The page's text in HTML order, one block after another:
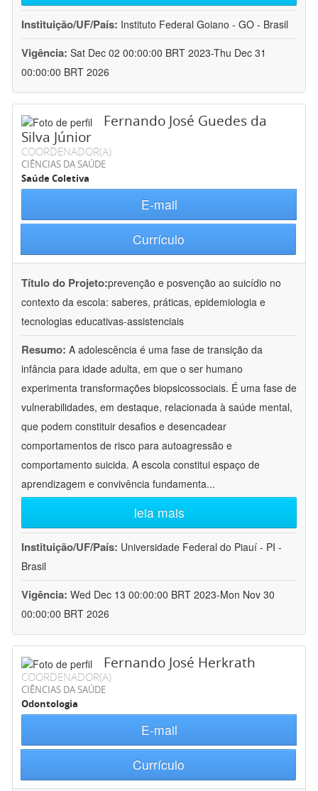
Instituição/UF/País: Instituto Federal Goiano - GO - Brasil
Vigência: Sat Dec 02 00:00:00 BRT 2023-Thu Dec 31
00:00:00 BRT 2026
Fernando José Guedes da
Silva Júnior
COORDENADOR(A)
CIÊNCIAS DA SAÚDE
Saúde Coletiva
E-mail
Currículo
Título do Projeto:prevenção e posvenção ao suicídio no
contexto da escola: saberes, práticas, epidemiologia e
tecnologias educativas-assistenciais
Resumo: A adolescência é uma fase de transição da
infância para idade adulta, em que o ser humano
experimenta transformações biopsicossociais. É uma fase de
vulnerabilidades, em destaque, relacionada à saúde mental,
que podem constituir desafios e desencadear
comportamentos de risco para autoagressão e
comportamento suicida. A escola constitui espaço de
aprendizagem e convivência fundamenta...
leia mais
Instituição/UF/País: Universidade Federal do Piauí - PI -
Brasil
Vigência: Wed Dec 13 00:00:00 BRT 2023-Mon Nov 30
00:00:00 BRT 2026
Fernando José Herkrath
COORDENADOR(A)
CIÊNCIAS DA SAÚDE
Odontologia
E-mail
Currículo